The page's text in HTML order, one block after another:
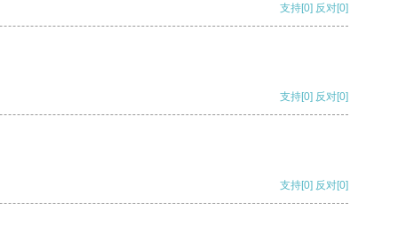
支持[0] 反对[0]
支持[0] 反对[0]
支持[0] 反对[0]